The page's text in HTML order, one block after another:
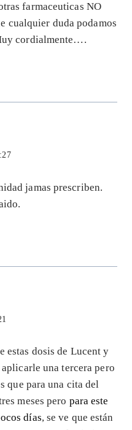
farmaceuticas NO
cualquier duda podamos
cordialmente….
jamas prescriben.
estas dosis de Lucent y
una tercera pero
que para una cita del
meses pero para este
días, se ve que están